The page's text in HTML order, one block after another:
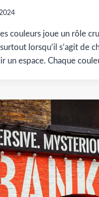
couleurs joue un rôle
lorsqu’il s’agit de
un espace. Chaque